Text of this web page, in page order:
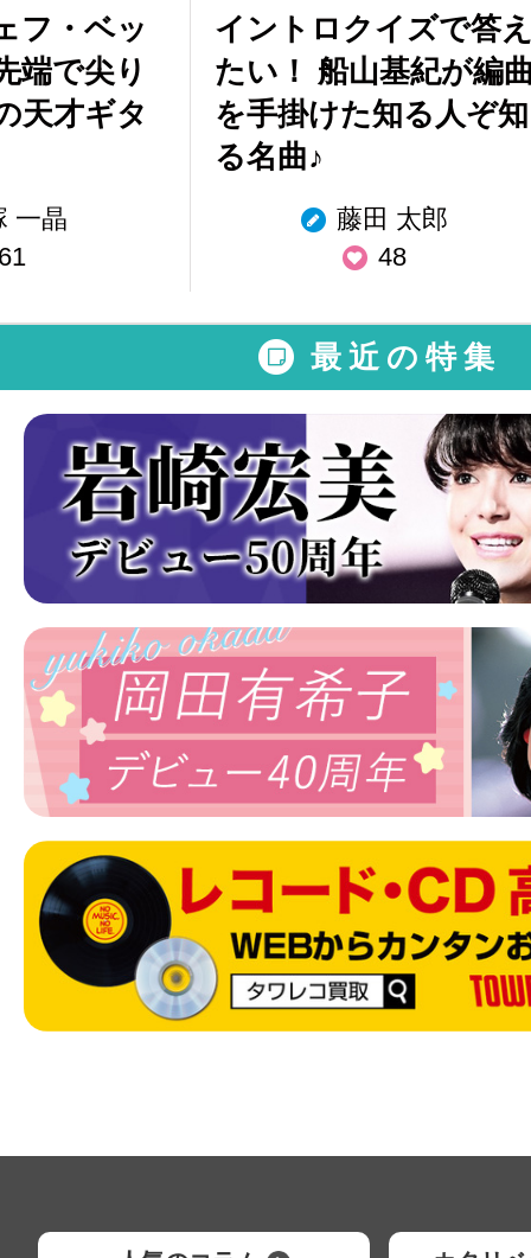
フ・ベッ
端で尖り
天才ギタ
一晶
イントロクイズで答
たい！ 船山基紀が編
を手掛けた知る人ぞ知
る名曲♪
藤田 太郎
48
最近の特集